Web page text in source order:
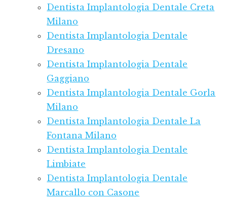
Dentista Implantologia Dentale Creta
Milano
Dentista Implantologia Dentale
Dresano
Dentista Implantologia Dentale
Gaggiano
Dentista Implantologia Dentale Gorla
Milano
Dentista Implantologia Dentale La
Fontana Milano
Dentista Implantologia Dentale
Limbiate
Dentista Implantologia Dentale
Marcallo con Casone